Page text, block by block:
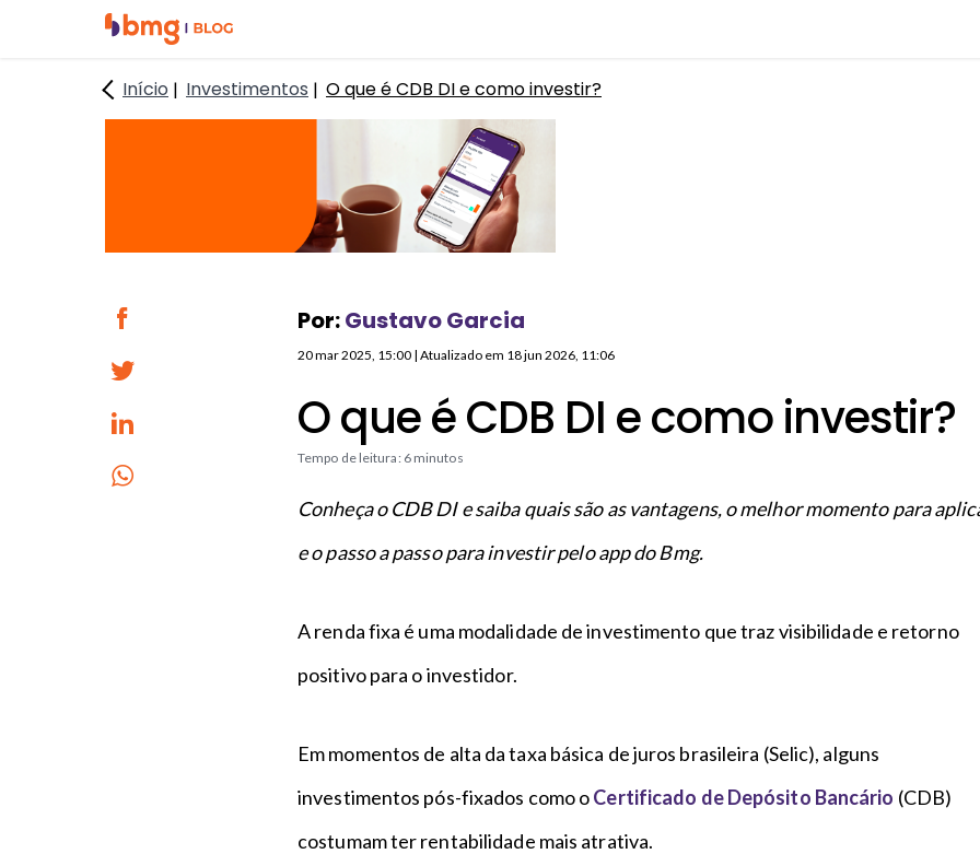
I
p
a
d
p
I
p
a
d
d
Início Investimentos O que é CDB DI e como investir?
Por:Gustavo Garcia
20 mar 2025, 15:00 | Atualizado em 18 jun 2026, 11:06
O que é CDB DI e como investir?
Tempo de leitura: 6 minutos
Conheça o CDB DI e saiba quais são as vantagens, o melhor momento para
e o passo a passo para investir pelo app do Bmg.
A renda fixa é uma modalidade de investimento que traz visibilidade e retorno
positivo para o investidor.
Em momentos de alta da taxa básica de juros brasileira (Selic), alguns
investimentos pós-fixados como oCertificado de Depósito Bancário (CDB)
costumam ter rentabilidade mais atrativa.